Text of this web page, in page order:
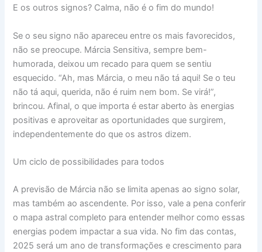
E os outros signos? Calma, não é o fim do mundo!
Se o seu signo não apareceu entre os mais favorecidos,
não se preocupe. Márcia Sensitiva, sempre bem-
humorada, deixou um recado para quem se sentiu
esquecido. “Ah, mas Márcia, o meu não tá aqui! Se o teu
não tá aqui, querida, não é ruim nem bom. Se virá!”,
brincou. Afinal, o que importa é estar aberto às energias
positivas e aproveitar as oportunidades que surgirem,
independentemente do que os astros dizem.
Um ciclo de possibilidades para todos
A previsão de Márcia não se limita apenas ao signo solar,
mas também ao ascendente. Por isso, vale a pena conferir
o mapa astral completo para entender melhor como essas
energias podem impactar a sua vida. No fim das contas,
2025 será um ano de transformações e crescimento para